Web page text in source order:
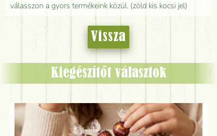
válasszon a gyors termékeink közül. (zöld kis kocsi jel)
Vissza
Kiegészítőt választok